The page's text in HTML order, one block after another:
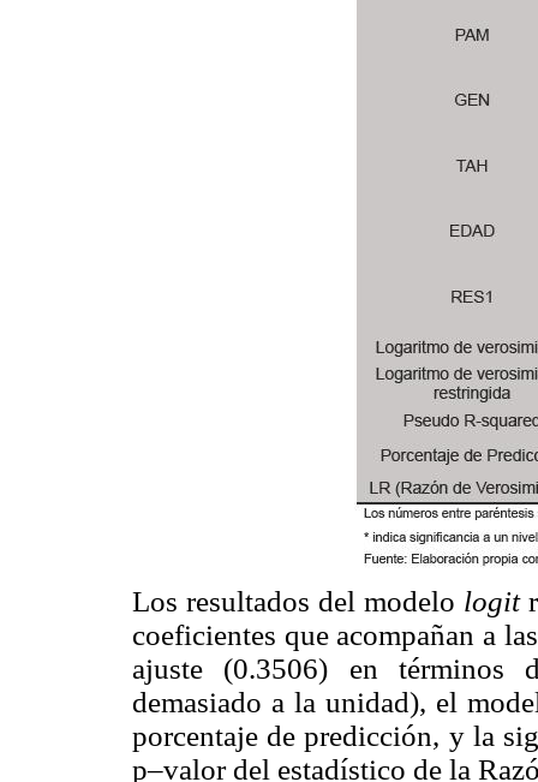
Los resultados del modelo logit
coeficientes que acompañan a
ajuste (0.3506) en términos
demasiado a la unidad), el
porcentaje de predicción, y la
p–valor del estadístico de la